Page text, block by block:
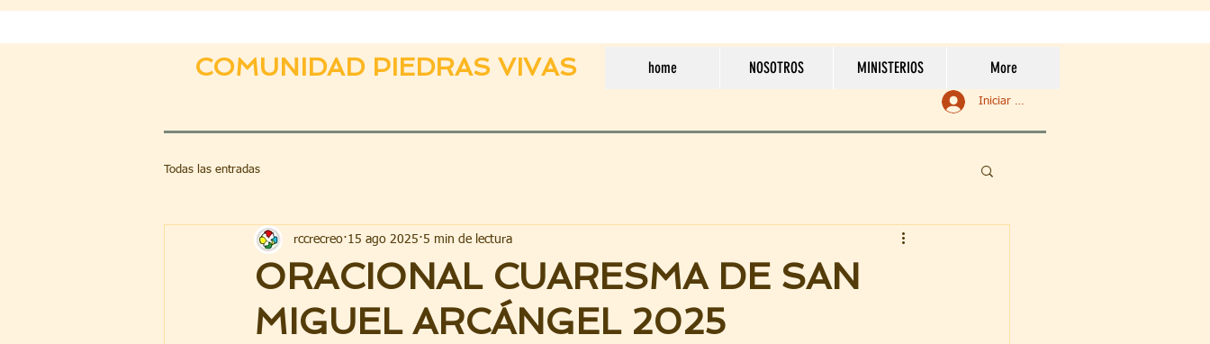
COMUNIDAD PIEDRAS VIVAS home NOSOTROS MINISTERIOS More
Iniciar sesión
Todas las entradas
ORACIONAL CUARESMA DE SAN
MIGUEL ARCÁNGEL 2025
rccrecreo 15 ago 2025 5 min de lectura